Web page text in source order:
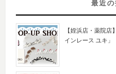
最近
【姪浜店・薬院店
インレース ユキ」